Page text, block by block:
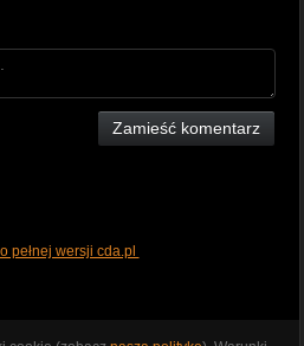
Zamieść komentarz
pełnej wersji cda.pl